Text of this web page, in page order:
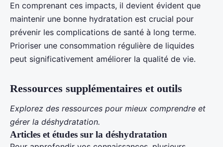
En comprenant ces impacts, il devient évident que
maintenir une bonne hydratation est crucial pour
prévenir les complications de santé à long terme.
Prioriser une consommation régulière de liquides
peut significativement améliorer la qualité de vie.
Ressources supplémentaires et outils
Explorez des ressources pour mieux comprendre et
gérer la déshydratation.
Articles et études sur la déshydratation